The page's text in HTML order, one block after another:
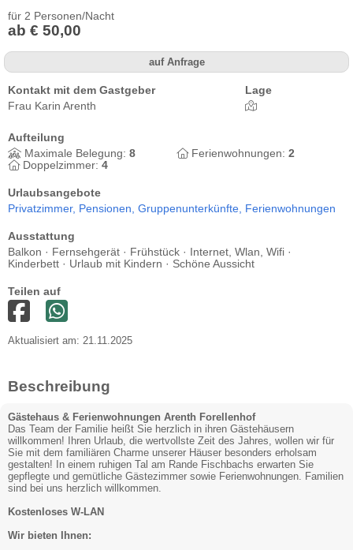
für 2 Personen/Nacht
ab € 50,00
auf Anfrage
Kontakt mit dem Gastgeber
Frau Karin Arenth
Lage
Aufteilung
Maximale Belegung: 8 Ferienwohnungen: 2
Doppelzimmer: 4
Urlaubsangebote
Privatzimmer, Pensionen, Gruppenunterkünfte, Ferienwohnungen
Ausstattung
Balkon · Fernsehgerät · Frühstück · Internet, Wlan, Wifi ·
Kinderbett · Urlaub mit Kindern · Schöne Aussicht
Teilen auf
Aktualisiert am: 21.11.2025
Beschreibung
Gästehaus & Ferienwohnungen Arenth Forellenhof
Das Team der Familie heißt Sie herzlich in ihren Gästehäusern
willkommen! Ihren Urlaub, die wertvollste Zeit des Jahres, wollen wir für
Sie mit dem familiären Charme unserer Häuser besonders erholsam
gestalten! In einem ruhigen Tal am Rande Fischbachs erwarten Sie
gepflegte und gemütliche Gästezimmer sowie Ferienwohnungen. Familien
sind bei uns herzlich willkommen.
Kostenloses W-LAN
Wir bieten Ihnen: